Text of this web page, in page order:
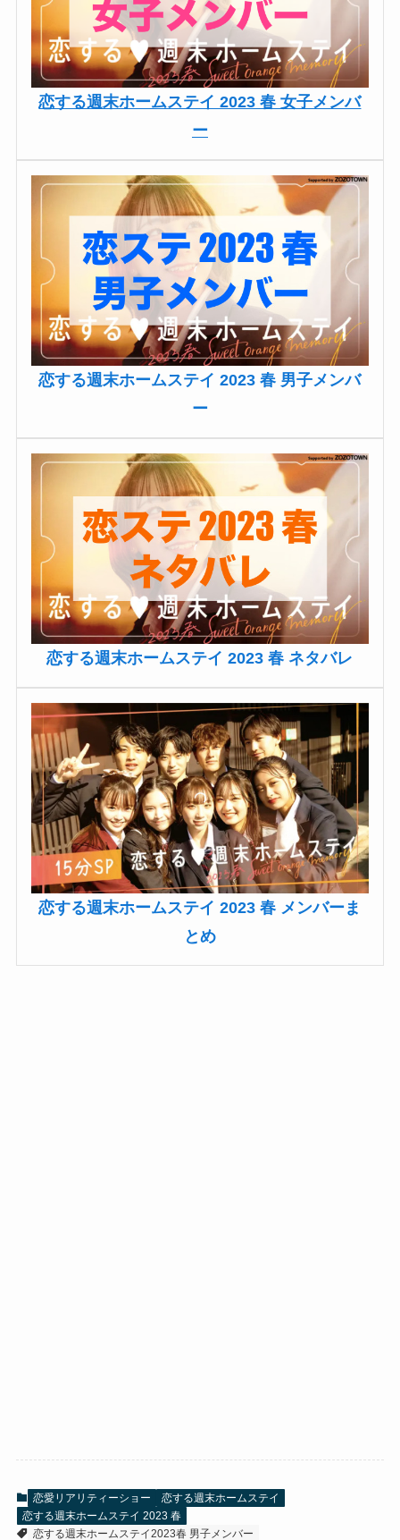
恋する週末ホームステイ 2023 春 女子メンバ
ー
恋する週末ホームステイ 2023 春 男子メンバ
ー
恋する週末ホームステイ 2023 春 ネタバレ
恋する週末ホームステイ 2023 春 メンバーま
とめ
恋愛リアリティーショー
恋する週末ホームステイ
恋する週末ホームステイ 2023 春
恋する週末ホームステイ2023春 男子メンバー